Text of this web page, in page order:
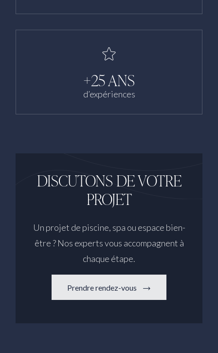
+25 ANS
d’expériences
DISCUTONS DE VOTRE
PROJET
Un projet de piscine, spa ou espace bien-
être ? Nos experts vous accompagnent à
chaque étape.
Prendre rendez-vous